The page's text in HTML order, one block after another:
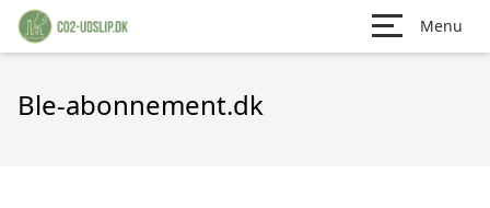
Menu
Ble-abonnement.dk